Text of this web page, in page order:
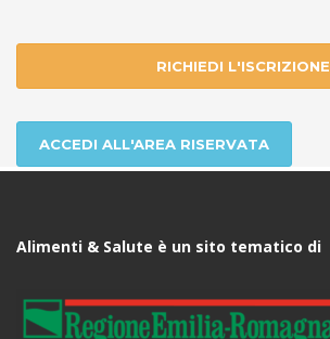
RICHIEDI L'ISCRIZIONE
ACCEDI ALL'AREA RISERVATA
Alimenti & Salute è un sito tematico di